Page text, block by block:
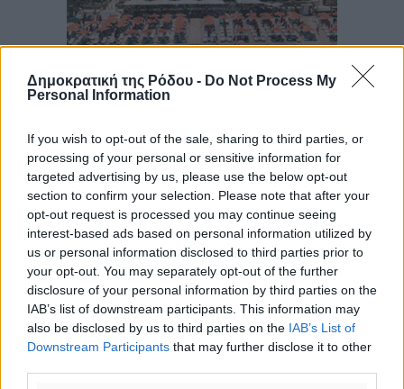
Δημοκρατική της Ρόδου - Do Not Process My
Personal Information
If you wish to opt-out of the sale, sharing to third parties, or
processing of your personal or sensitive information for
targeted advertising by us, please use the below opt-out
section to confirm your selection. Please note that after your
opt-out request is processed you may continue seeing
interest-based ads based on personal information utilized by
us or personal information disclosed to third parties prior to
your opt-out. You may separately opt-out of the further
disclosure of your personal information by third parties on the
IAB’s list of downstream participants. This information may
also be disclosed by us to third parties on the IAB’s List of
Downstream Participants that may further disclose it to other